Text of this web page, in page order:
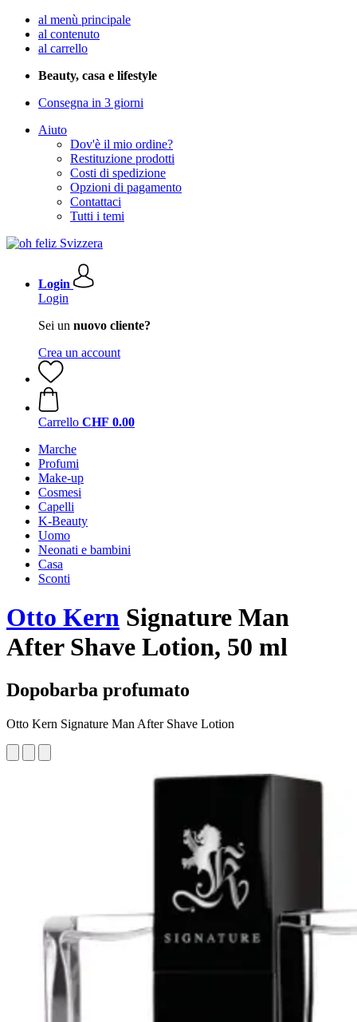
al menù principale
al contenuto
al carrello
Beauty, casa e lifestyle
Consegna in 3 giorni
Aiuto
Dov'è il mio ordine?
Restituzione prodotti
Costi di spedizione
Opzioni di pagamento
Contattaci
Tutti i temi
Login
Login
Sei un nuovo cliente?
Crea un account
Carrello CHF 0.00
Marche
Profumi
Make-up
Cosmesi
Capelli
K-Beauty
Uomo
Neonati e bambini
Casa
Sconti
Otto Kern Signature Man
After Shave Lotion, 50 ml
Dopobarba profumato
Otto Kern Signature Man After Shave Lotion